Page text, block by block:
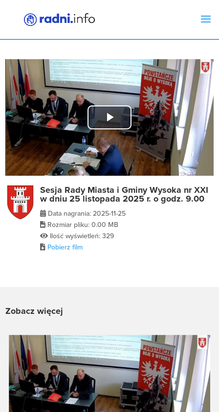
Play
Video
Sesja Rady Miasta i Gminy Wysoka nr XXI
w dniu 25 listopada 2025 r. o godz. 9.00
Data nagrania: 2025-11-25
Rozmiar pliku: 0.00 MB
Ilość wyświetleń: 329
Pobierz film
Zobacz więcej